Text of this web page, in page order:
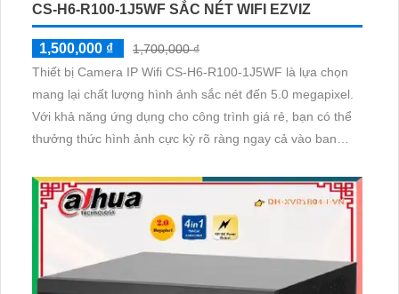
CS-H6-R100-1J5WF SẮC NÉT WIFI EZVIZ
1,500,000 ₫
1,700,000 ₫
Thiết bị Camera IP Wifi CS-H6-R100-1J5WF là lựa chọn
mang lại chất lượng hình ảnh sắc nét đến 5.0 megapixel.
Với khả năng ứng dụng cho công trình giá rẻ, bạn có thể
thưởng thức hình ảnh cực kỳ rõ ràng ngay cả vào ban
bị công nghệ IP Wifi tiên tiến, đảm bảo không giảm chất
lượng hình ảnh Hồng Ngoại SMD